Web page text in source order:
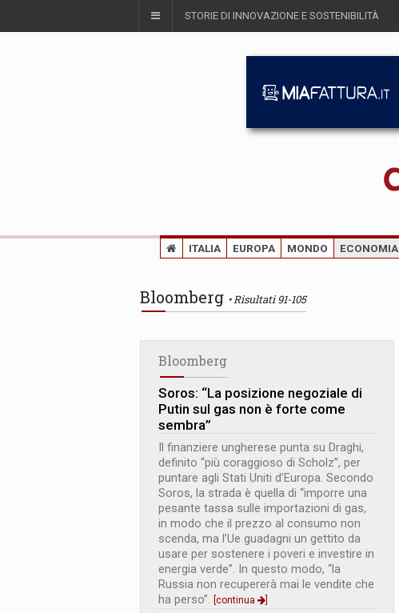
STORIE DI INNOVAZIONE E SOSTENIBILITÀ
ITALIA EUROPA MONDO ECONOMIA
Bloomberg Risultati 91-105
Bloomberg
Soros: “La posizione negoziale di
Putin sul gas non è forte come
sembra”
Il finanziere ungherese punta su Draghi,
definito “più coraggioso di Scholz”, per
puntare agli Stati Uniti d’Europa. Secondo
Soros, la strada è quella di “imporre una
pesante tassa sulle importazioni di gas,
in modo che il prezzo al consumo non
scenda, ma l’Ue guadagni un gettito da
usare per sostenere i poveri e investire in
energia verde”. In questo modo, “la
Russia non recupererà mai le vendite che
ha perso”. [continua